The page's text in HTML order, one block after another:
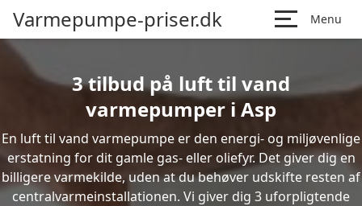
Varmepumpe-priser.dk Menu
3 tilbud på luft til vand
varmepumper i Asp
En luft til vand varmepumpe er den energi- og miljøvenlige
erstatning for dit gamle gas- eller oliefyr. Det giver dig en
billigere varmekilde, uden at du behøver udskifte resten af
centralvarmeinstallationen. Vi giver dig 3 uforpligtende